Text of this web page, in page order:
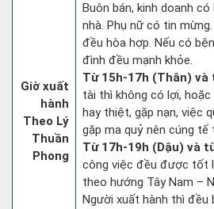
Giờ xuất
hành
Theo Lý
Thuần
Phong
Buôn bán, kinh doanh
nhà. Phụ nữ có tin
đều hòa hợp. Nếu có
đình đều mạnh khỏe.
Từ 15h-17h (Thân) và
tài thì không có lợi, hoặc
hay thiệt, gặp nạn, việc
gặp ma quỷ nên cúng tế
Từ 17h-19h (Dậu) và
công việc đều được tốt
theo hướng Tây Nam –
Người xuất hành thì đều